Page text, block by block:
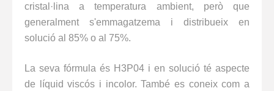
cristal·lina a temperatura ambient, però que
generalment s'emmagatzema i distribueix en
solució al 85% o al 75%.
La seva fórmula és H3P04 i en solució té aspecte
de líquid viscós i incolor. També es coneix com a